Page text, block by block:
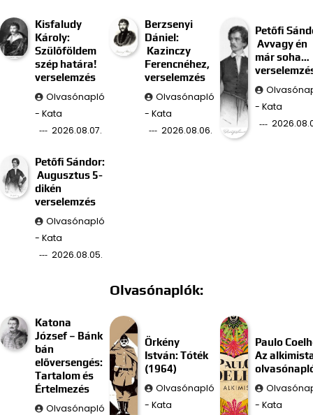
Kisfaludy
Károly:
Szülőföldem
szép határa!
verselemzés
Olvasónapló
- Kata
2026.08.07.
Berzsenyi
Dániel:
Kazinczy
Ferencnéhez,
verselemzés
Olvasónapló
- Kata
2026.08.06.
Petőfi
Avvagy én
már soha…
- Kata
Petőfi Sándor:
Augusztus 5-
dikén
verselemzés
Olvasónapló
- Kata
2026.08.05.
Olvasónaplók:
Katona
József – Bánk
bán
előversengés:
Tartalom és
Értelmezés
Olvasónapló
Örkény
István: Tóték
(1964)
Olvasónapló
- Kata
Paulo
Az
- Kata